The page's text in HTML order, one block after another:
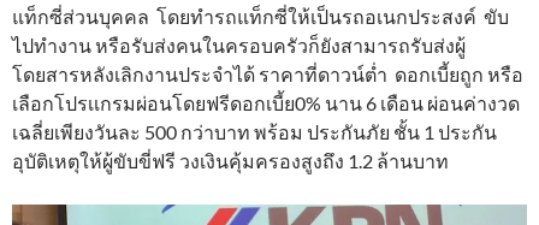
แท็กซี่ส่วนบุคคล โดยทำรถแท็กซี่ให้เป็นรถอเนกประสงค์ ขับ
ไปทำงาน หรือรับส่งคนในครอบครัวก็ยังสามารถรับส่งผู้
โดยสารหลังเลิกงานประจำได้ ราคาที่ดาวน์ต่ำ ดอกเบี้ยถูก หรือ
เลือกโปรเเกรมผ่อนโดยฟรีดอกเบี้ย0% นาน 6 เดือน ผ่อนค่างวด
เฉลี่ยเพียงวันละ 500 กว่าบาท พร้อม ประกันภัย ชั้น 1 ประกัน
อุบัติเหตุให้ผู้ขับขี่ฟรี วงเงินคุ้มครองสูงถึง 1.2 ล้านบาท